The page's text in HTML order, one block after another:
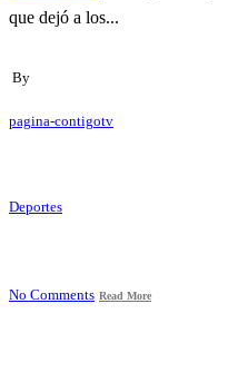
que dejó a los...
By
pagina-contigotv
Deportes
No Comments Read More